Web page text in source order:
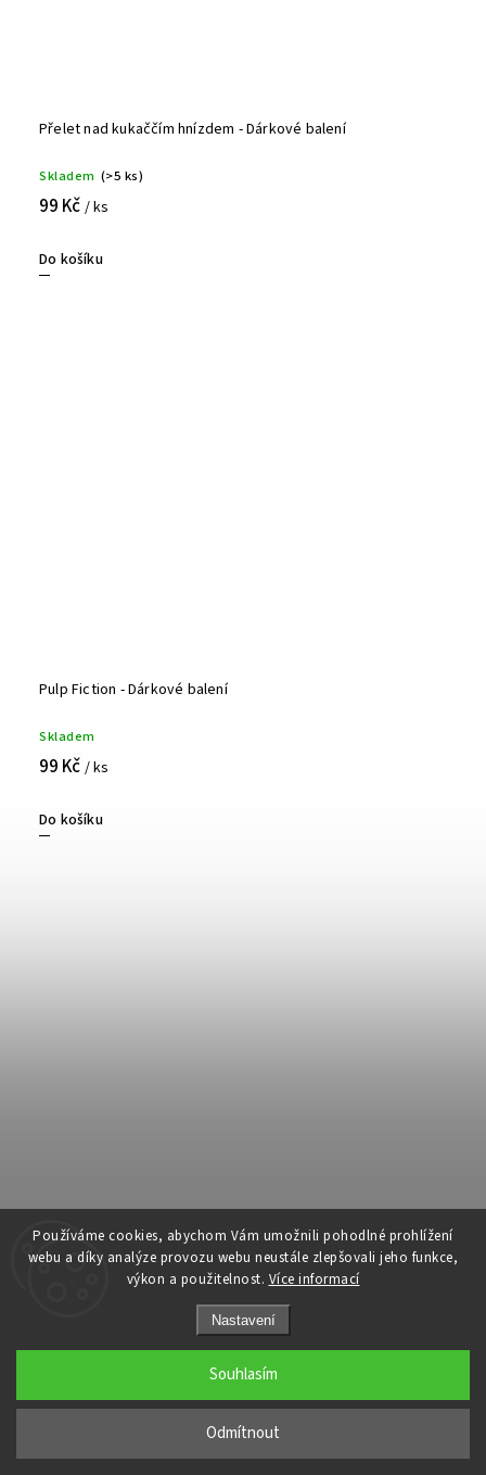
Používáme cookies, abychom Vám umožnili pohodlné prohlížení
webu a díky analýze provozu webu neustále zlepšovali jeho funkce,
výkon a použitelnost. Více informací
Nastavení
Odmítnout
Souhlasím
Přelet nad kukaččím hnízdem - Dárkové balení
Skladem (>5 ks)
99 Kč / ks
Do košíku
Pulp Fiction - Dárkové balení
Skladem
99 Kč / ks
Do košíku
Reservoir Dogs "Gauneři" - Dárkové balení